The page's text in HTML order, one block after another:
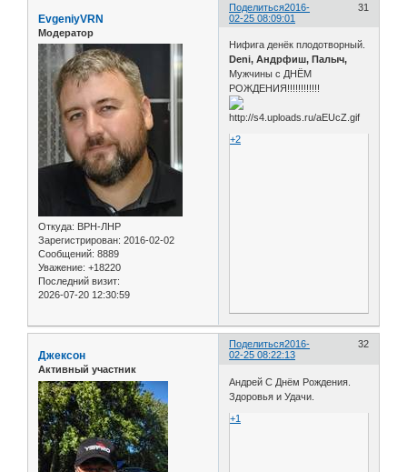
Поделиться 31
2016-
02-25 08:09:01
EvgeniyVRN
Модератор
Откуда: ВРН-ЛНР
Зарегистрирован: 2016-02-02
Сообщений: 8889
Уважение: +18220
Последний визит:
2026-07-20 12:30:59
Нифига денёк плодотворный.
Deni, Андрфиш, Палыч,
Мужчины с ДНЁМ
РОЖДЕНИЯ!!!!!!!!!!!!
+2
Поделиться 32
2016-
02-25 08:22:13
Джексон
Активный участник
Андрей С Днём Рождения.
Здоровья и Удачи.
+1